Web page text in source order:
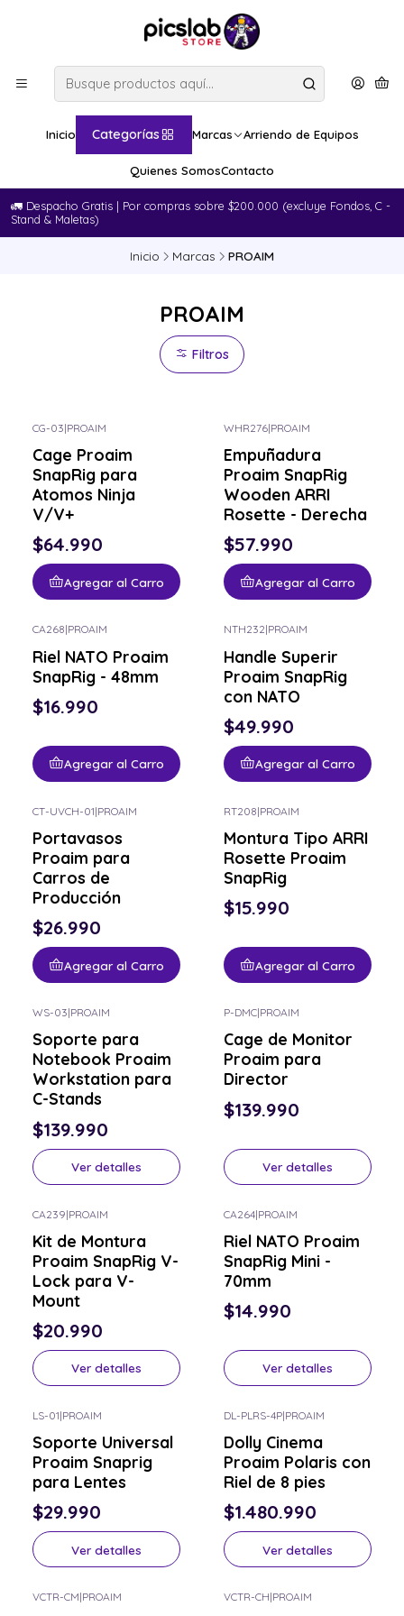
Inicio Categorías Marcas Arriendo de Equipos
Quienes SomosContacto
🚛​ Despacho Gratis | Por compras sobre $200.000 (excluye Fondos, C -
Stand & Maletas)
Inicio Marcas PROAIM
PROAIM
Filtros
CG-03|PROAIM
Cage Proaim
SnapRig para
Atomos Ninja
V/V+
$64.990
Agregar al Carro
WHR276|PROAIM
Empuñadura
Proaim SnapRig
Wooden ARRI
Rosette - Derecha
$57.990
Agregar al Carro
CA268|PROAIM
Riel NATO Proaim
SnapRig - 48mm
$16.990
Agregar al Carro
NTH232|PROAIM
Handle Superir
Proaim SnapRig
con NATO
$49.990
Agregar al Carro
CT-UVCH-01|PROAIM
Portavasos
Proaim para
Carros de
Producción
$26.990
Agregar al Carro
RT208|PROAIM
Montura Tipo ARRI
Rosette Proaim
SnapRig
$15.990
Agregar al Carro
WS-03|PROAIM
Soporte para
Notebook Proaim
Workstation para
C-Stands
$139.990
Ver detalles
P-DMC|PROAIM
Cage de Monitor
Proaim para
Director
$139.990
Ver detalles
CA239|PROAIM
Kit de Montura
Proaim SnapRig V-
Lock para V-
Mount
$20.990
Ver detalles
CA264|PROAIM
Riel NATO Proaim
SnapRig Mini -
70mm
$14.990
Ver detalles
LS-01|PROAIM
Soporte Universal
Proaim Snaprig
para Lentes
$29.990
Ver detalles
DL-PLRS-4P|PROAIM
Dolly Cinema
Proaim Polaris con
Riel de 8 pies
$1.480.990
Ver detalles
VCTR-CM|PROAIM VCTR-CH|PROAIM